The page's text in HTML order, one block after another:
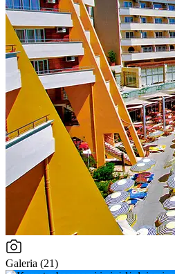
Galeria (21)